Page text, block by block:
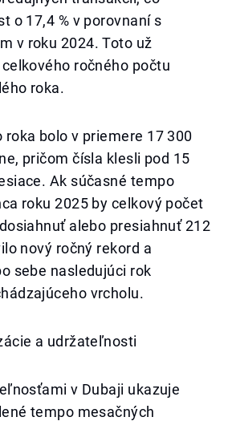
o 17,4 % v porovnaní s
v roku 2024. Toto už
ročného počtu
roka.
roka bolo v priemere 17 300
pričom čísla klesli pod 15
Ak súčasné tempo
roku 2025 by celkový počet
alebo presiahnuť 212
nový ročný rekord a
sebe nasledujúci rok
vrcholu.
a udržateľnosti
v Dubaji ukazuje
tempo mesačných